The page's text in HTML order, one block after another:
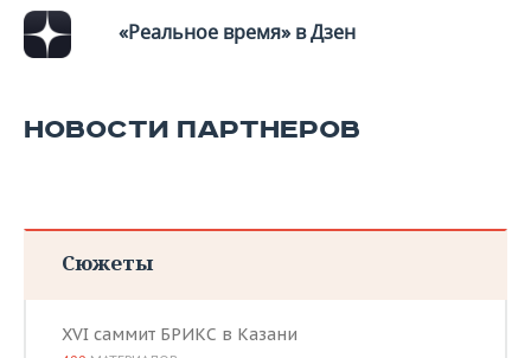
«Реальное время» в Дзен
НОВОСТИ ПАРТНЕРОВ
Сюжеты
XVI саммит БРИКС в Казани